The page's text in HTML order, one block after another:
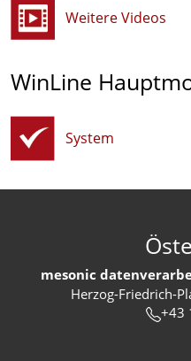
Weitere Videos
WinLine
System
mesonic
Herzog-Friedrich-
+43